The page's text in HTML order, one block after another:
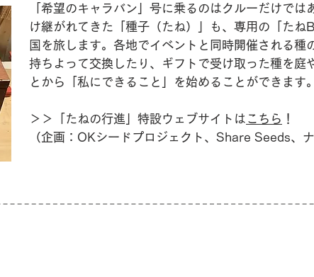
「希望のキャラバン」号に乗るのはクルーだけでは
け継がれてきた「種子（たね）」も、専用の「たね
国を旅します。各地でイベントと同時開催される種
持ちよって交換したり、ギフトで受け取った種を庭
とから「私にできること」を始めることができます。
​＞＞「たねの行進」特設ウェブサイトは こちら ！
（企画：OKシードプロジェクト、Share Seeds、